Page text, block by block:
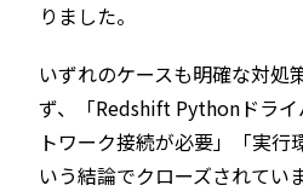
りました。
いずれのケースも明確な対処
ず、「Redshift Pythonドラ
トワーク接続が必要」「実行
いう結論でクローズされてい